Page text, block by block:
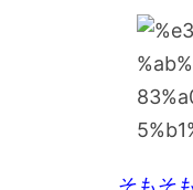
そもそ